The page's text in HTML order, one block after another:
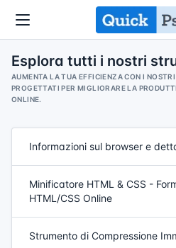
Esplora tutti i nostri
AUMENTA LA TUA EFFICIENZA CON I
PROGETTATI PER MIGLIORARE LA
ONLINE.
Informazioni sul browser e
Minificatore HTML & CSS -
HTML/CSS Online
Strumento di Compressione